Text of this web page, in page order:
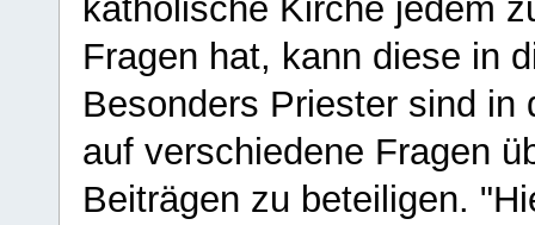
katholische Kirche jedem
Fragen hat, kann diese in
Besonders Priester sind in
auf verschiedene Fragen
Beiträgen zu beteiligen.